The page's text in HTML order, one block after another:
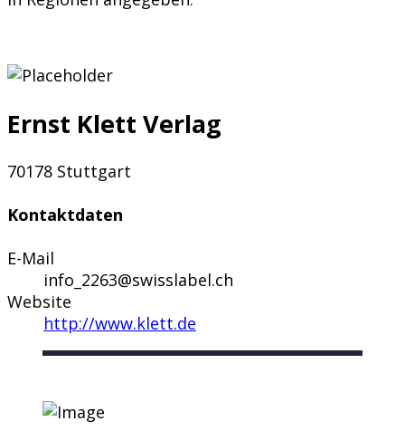
Ernst Klett Verlag
70178 Stuttgart
Kontaktdaten
E-Mail
info_2263@swisslabel.ch
Website
http://www.klett.de